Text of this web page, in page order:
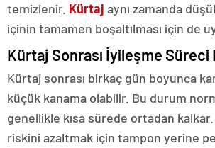
temizlenir. Kürtaj aynı zamanda
içinin tamamen boşaltılması için de
Kürtaj Sonrası İyileşme Süreci
Kürtaj sonrası birkaç gün boyunca
küçük kanama olabilir. Bu durum
genellikle kısa sürede ortadan
riskini azaltmak için tampon yerine